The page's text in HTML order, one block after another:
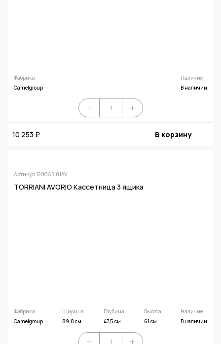
Фабрика
Camelgroup
Наличие
В наличии
10 253 ₽ В корзину
Артикул 128CAS.01AV
TORRIANI AVORIO Кассетница 3 ящика
Фабрика
Camelgroup
Ширина
89,8 см
Глубина
47,5 см
Высота
61 см
Наличие
В наличии